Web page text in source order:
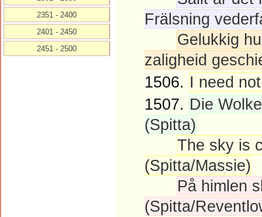
Frälsning
Gelukkig
zaligheid
1506. I need
1507. Die
(Spitta)
The sky is
(Spitta/Massie)
På himlen
(Spitta/
2351 - 2400
2401 - 2450
2451 - 2500